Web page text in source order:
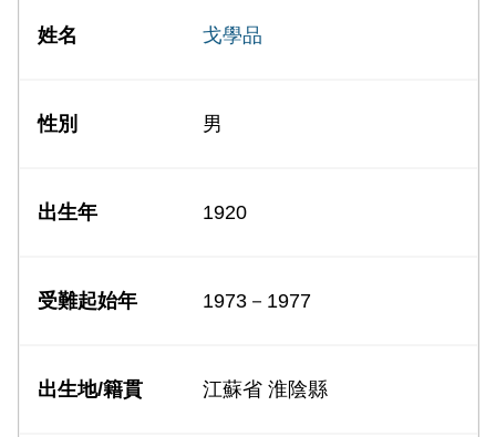
戈學品
男
1920
1973－1977
江蘇省 淮陰縣